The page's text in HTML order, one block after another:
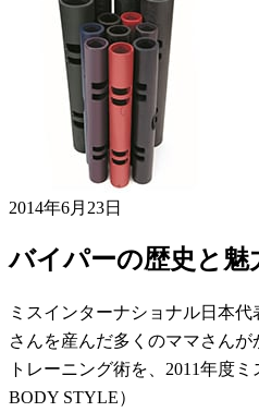
2014年6月23日
バイパーの歴史と魅
ミスインターナショナル日本
さんを産んだ多くのママさん
トレーニング術を、2011年度
BODY STYLE）